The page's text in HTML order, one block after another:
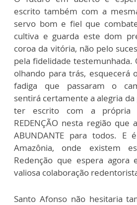
escrito também com a
servo bom e fiel que
cultiva e guarda este dom
coroa da vitória, não pelo
pela fidelidade testemunhada.
olhando para trás, esquecerá
fadiga que passaram o
sentirá certamente a alegria
ter escrito com a própria
REDENÇÃO nesta região que
ABUNDANTE para todos. E
Amazônia, onde existem
Redenção que espera agora
valiosa colaboração
Santo Afonso não hesitaria